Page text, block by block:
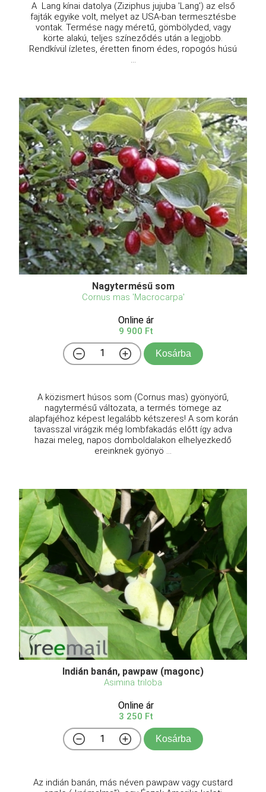
A Lang kínai datolya (Ziziphus jujuba 'Lang') az első
fajták egyike volt, melyet az USA-ban termesztésbe
vontak. Termése nagy méretű, gömbölyded, vagy
körte alakú, teljes színeződés után a legjobb.
Rendkívül ízletes, éretten finom édes, ropogós húsú
...
Nagytermésű som
Cornus mas 'Macrocarpa'
Online ár
9 900 Ft
Kosárba
A közismert húsos som (Cornus mas) gyönyörű,
nagytermésű változata, a termés tömege az
alapfajéhoz képest legalább kétszeres! A som korán
tavasszal virágzik még lombfakadás előtt így adva
hazai meleg, napos domboldalakon elhelyezkedő
ereinknek gyönyö ...
Indián banán, pawpaw (magonc)
Asimina triloba
Online ár
3 250 Ft
Kosárba
Az indián banán, más néven pawpaw vagy custard